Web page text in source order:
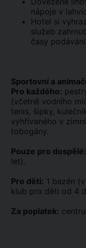
nápoje v
Hotel si
služeb
časy
Sportovní a
Pro každého:
(včetně vodního
tenis, šipky,
vyhřívaného v
tobogány.
Pouze pro dospělé:
let).
Pro děti: 1 bazén
klub pro děti od 4
Za poplatek: